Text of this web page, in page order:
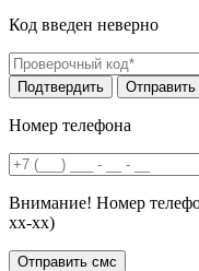
Код введен неверно
Номер телефона
Внимание! Номер
хх-хх)